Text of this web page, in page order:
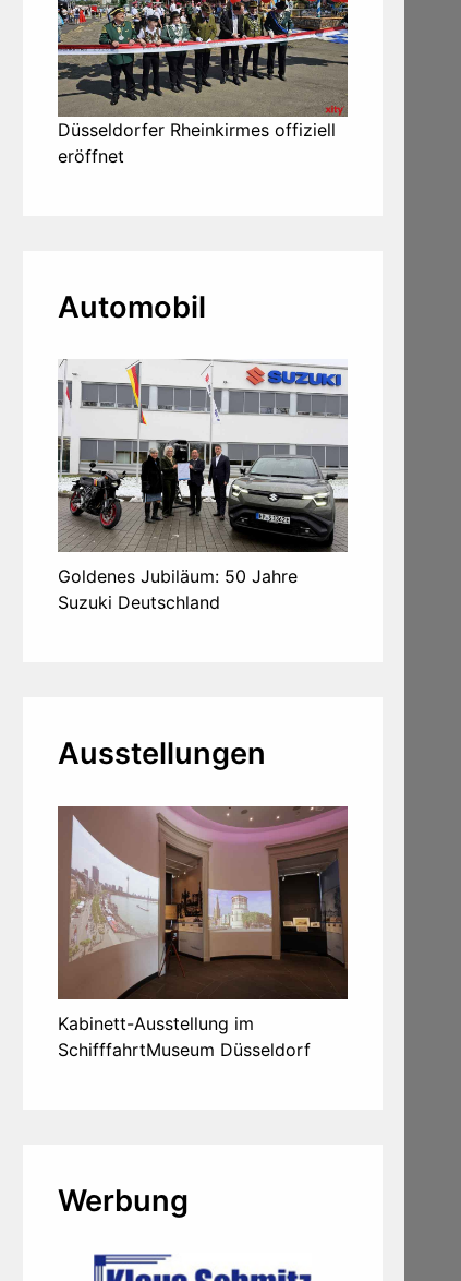
Düsseldorfer Rheinkirmes offiziell
eröffnet
Automobil
Goldenes Jubiläum: 50 Jahre
Suzuki Deutschland
Ausstellungen
Kabinett-Ausstellung im
SchifffahrtMuseum Düsseldorf
Werbung